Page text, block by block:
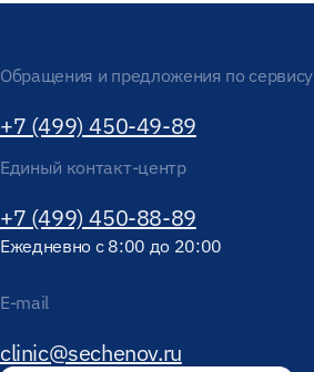
Обращения и предложения по сервису
+7 (499) 450-49-89
Единый контакт-центр
+7 (499) 450-88-89
Ежедневно с 8:00 до 20:00
E-mail
clinic@sechenov.ru